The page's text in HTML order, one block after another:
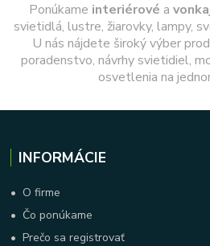
Ponúkame interiérové a
svietidlá, lustre, žiarovky, lampy,
U nás nájdete široký výber
poradenstvo, návrhy svietidiel,
osvetlenia na
INFORMÁCIE
• O firme
• Čo ponúkame
•Prečo sa registrovať